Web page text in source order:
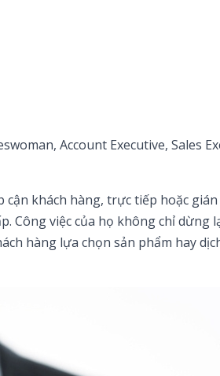
Account Executive, Sales
khách hàng, trực tiếp hoặc
Công việc của họ không chỉ dừng
hàng lựa chọn sản phẩm hay